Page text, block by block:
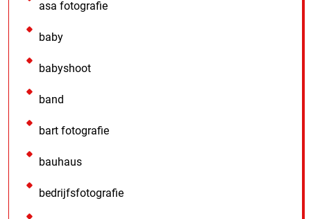
asa fotografie
baby
babyshoot
band
bart fotografie
bauhaus
bedrijfsfotografie